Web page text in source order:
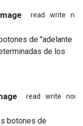
read write
de "adelante
de los
read write
botones de